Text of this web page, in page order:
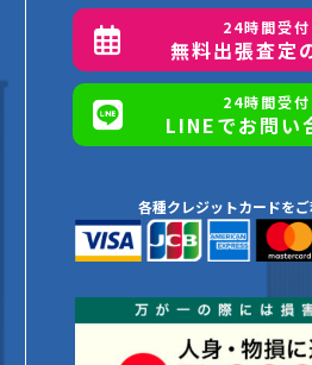
24時間受付
無料出張査定
24時間受付
LINEでお問い
各種クレジットカードを